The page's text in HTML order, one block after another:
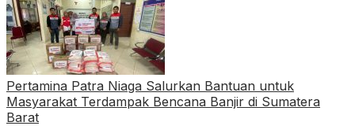
Pertamina Patra Niaga Salurkan Bantuan untuk
Masyarakat Terdampak Bencana Banjir di Sumatera
Barat